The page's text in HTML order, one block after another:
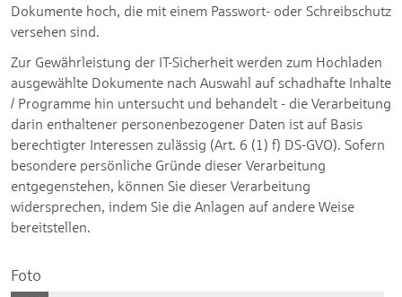
Dokumente hoch, die mit einem Passwort- oder Schreibschutz
versehen sind.
Zur Gewährleistung der IT-Sicherheit werden zum Hochladen
ausgewählte Dokumente nach Auswahl auf schadhafte Inhalte
/ Programme hin untersucht und behandelt - die Verarbeitung
darin enthaltener personenbezogener Daten ist auf Basis
berechtigter Interessen zulässig (Art. 6 (1) f) DS-GVO). Sofern
besondere persönliche Gründe dieser Verarbeitung
entgegenstehen, können Sie dieser Verarbeitung
widersprechen, indem Sie die Anlagen auf andere Weise
bereitstellen.
Foto